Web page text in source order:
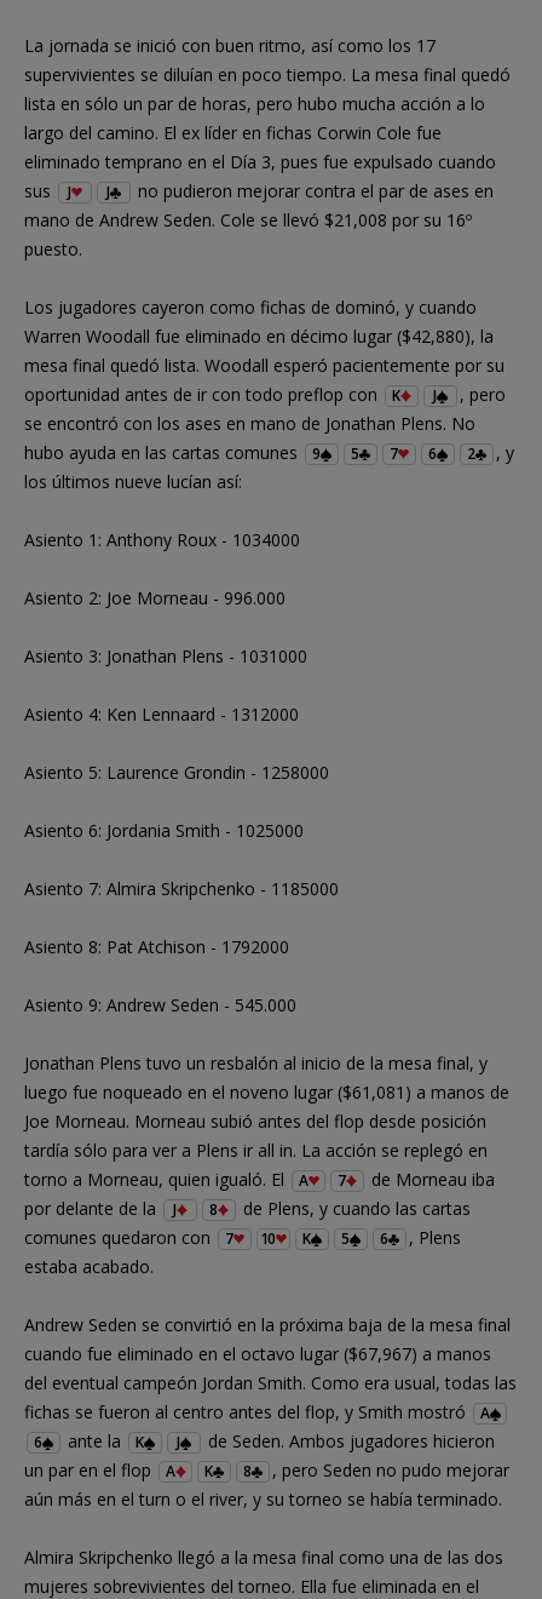
La jornada se inició con buen ritmo, así como los 17
supervivientes se diluían en poco tiempo. La mesa final quedó
lista en sólo un par de horas, pero hubo mucha acción a lo
largo del camino. El ex líder en fichas Corwin Cole fue
eliminado temprano en el Día 3, pues fue expulsado cuando
sus
J J
no pudieron mejorar contra el par de ases en
mano de Andrew Seden. Cole se llevó $21,008 por su 16º
puesto.
Los jugadores cayeron como fichas de dominó, y cuando
Warren Woodall fue eliminado en décimo lugar ($42,880), la
mesa final quedó lista. Woodall esperó pacientemente por su
oportunidad antes de ir con todo preflop con
K J
, pero
se encontró con los ases en mano de Jonathan Plens. No
hubo ayuda en las cartas comunes
9 5 7 6 2
, y
los últimos nueve lucían así:
Asiento 1: Anthony Roux - 1034000
Asiento 2: Joe Morneau - 996.000
Asiento 3: Jonathan Plens - 1031000
Asiento 4: Ken Lennaard - 1312000
Asiento 5: Laurence Grondin - 1258000
Asiento 6: Jordania Smith - 1025000
Asiento 7: Almira Skripchenko - 1185000
Asiento 8: Pat Atchison - 1792000
Asiento 9: Andrew Seden - 545.000
Jonathan Plens tuvo un resbalón al inicio de la mesa final, y
luego fue noqueado en el noveno lugar ($61,081) a manos de
Joe Morneau. Morneau subió antes del flop desde posición
tardía sólo para ver a Plens ir all in. La acción se replegó en
torno a Morneau, quien igualó. El
A 7
de Morneau iba
por delante de la
J 8
de Plens, y cuando las cartas
comunes quedaron con
7 10 K 5 6
, Plens
estaba acabado.
Andrew Seden se convirtió en la próxima baja de la mesa final
cuando fue eliminado en el octavo lugar ($67,967) a manos
del eventual campeón Jordan Smith. Como era usual, todas las
fichas se fueron al centro antes del flop, y Smith mostró
A
6
ante la K J
de Seden. Ambos jugadores hicieron
un par en el flop
A K 8
, pero Seden no pudo mejorar
aún más en el turn o el river, y su torneo se había terminado.
Almira Skripchenko llegó a la mesa final como una de las dos
mujeres sobrevivientes del torneo. Ella fue eliminada en el